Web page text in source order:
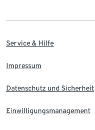
Service & Hilfe
Impressum
Datenschutz und Sicherheit
Einwilligungsmanagement